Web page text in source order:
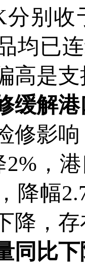
分别
均已
高是
解港
影响
2%，
降幅
降，
比下